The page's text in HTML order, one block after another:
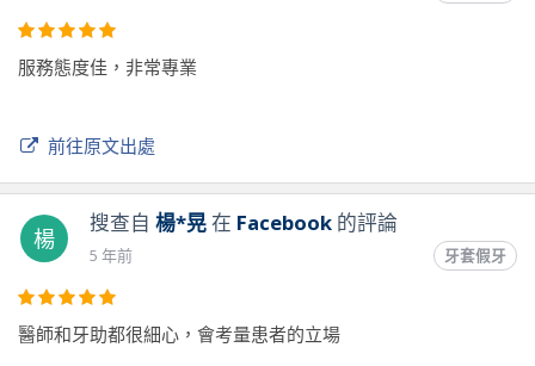
服務態度佳，非常專業
前往原文出處
楊
搜查自 楊*晃在 Facebook的評論
5 年前 牙套假牙
醫師和牙助都很細心，會考量患者的立場